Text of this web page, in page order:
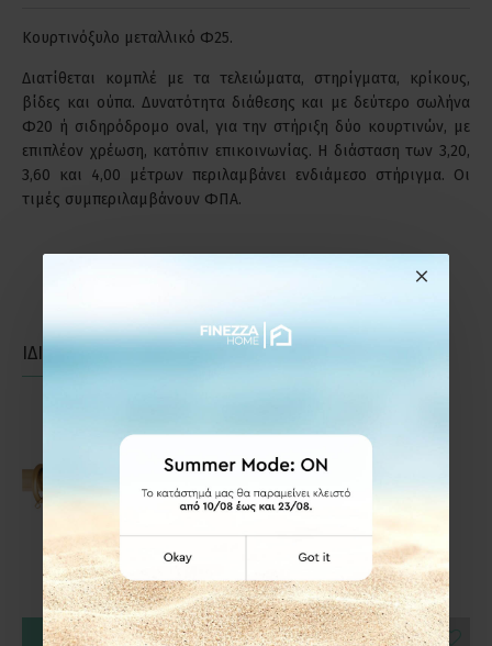
Κουρτινόξυλο μεταλλικό Φ25.
Διατίθεται κομπλέ με τα τελειώματα, στηρίγματα, κρίκους,
βίδες και ούπα. Δυνατότητα διάθεσης και με δεύτερο σωλήνα
Φ20 ή σιδηρόδρομο oval, για την στήριξη δύο κουρτινών, με
επιπλέον χρέωση, κατόπιν επικοινωνίας. Η διάσταση των 3,20,
3,60 και 4,00 μέτρων περιλαμβάνει ενδιάμεσο στήριγμα. Οι
τιμές συμπεριλαμβάνουν ΦΠΑ.
ΙΔΙΑΣ ΚΑΤΗΓΟΡΙΑΣ ΙΔΙΑΣ ΕΤΑΙΡΕΙΑΣ
ΚΑΛΆΘΙ ΚΑΛΆΘΙ